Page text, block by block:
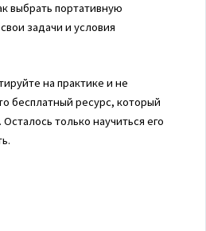
выбрать портативную
задачи и условия
на практике и не
бесплатный ресурс, который
только научиться его